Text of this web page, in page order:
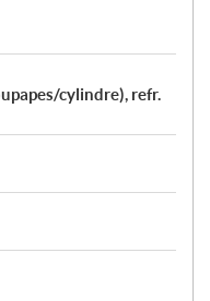
cylindre), refr.